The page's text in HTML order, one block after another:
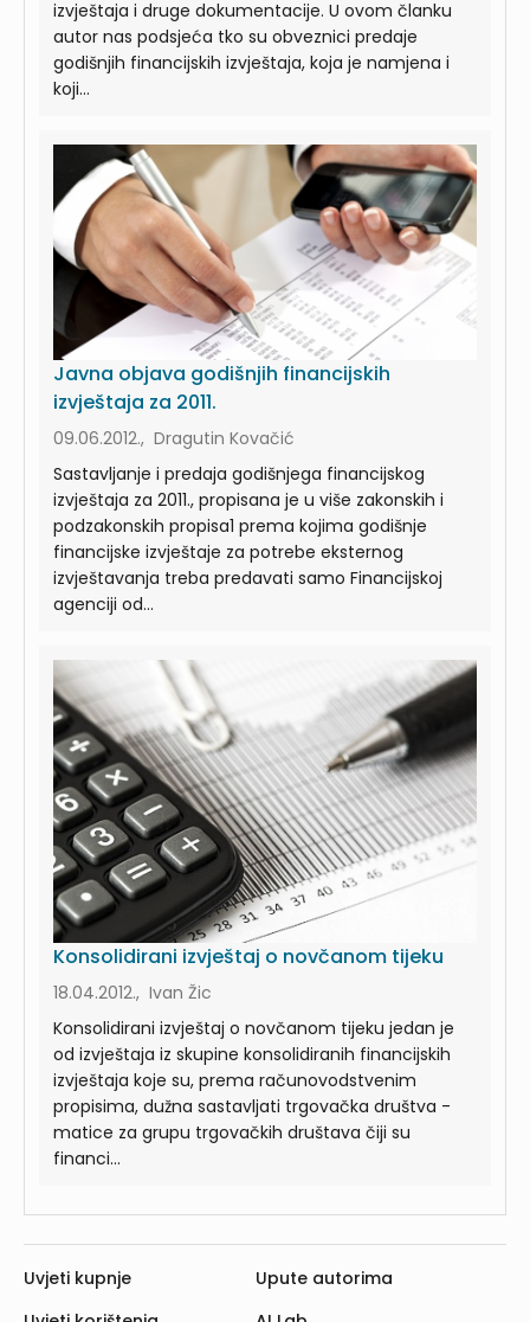
izvještaja i druge dokumentacije. U ovom članku
autor nas podsjeća tko su obveznici predaje
godišnjih financijskih izvještaja, koja je namjena i
koji...
Javna objava godišnjih financijskih
izvještaja za 2011.
09.06.2012., Dragutin Kovačić
Sastavljanje i predaja godišnjega financijskog
izvještaja za 2011., propisana je u više zakonskih i
podzakonskih propisa1 prema kojima godišnje
financijske izvještaje za potrebe eksternog
izvještavanja treba predavati samo Financijskoj
agenciji od...
Konsolidirani izvještaj o novčanom tijeku
18.04.2012., Ivan Žic
Konsolidirani izvještaj o novčanom tijeku jedan je
od izvještaja iz skupine konsolidiranih financijskih
izvještaja koje su, prema računovodstvenim
propisima, dužna sastavljati trgovačka društva -
matice za grupu trgovačkih društava čiji su
financi...
Uvjeti kupnje
Upute autorima